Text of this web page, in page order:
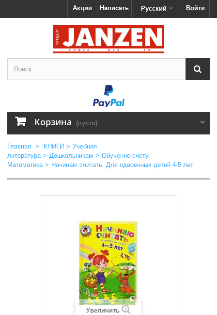
Войти
Русский
Написать
Акции
Корзина (пусто)
Главная > КНИГИ > Учебная
литература > Дошкольникам > Обучение счету.
Математика > Начинаю считать. Для одаренных детей 4-5 лет
Увеличить